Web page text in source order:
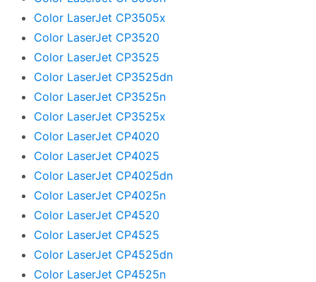
Color LaserJet CP3505x
Color LaserJet CP3520
Color LaserJet CP3525
Color LaserJet CP3525dn
Color LaserJet CP3525n
Color LaserJet CP3525x
Color LaserJet CP4020
Color LaserJet CP4025
Color LaserJet CP4025dn
Color LaserJet CP4025n
Color LaserJet CP4520
Color LaserJet CP4525
Color LaserJet CP4525dn
Color LaserJet CP4525n